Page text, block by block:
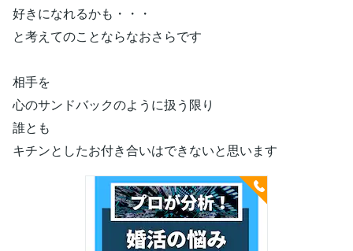
好きになれるかも・・・
と考えてのことならなおさらです
相手を
心のサンドバックのように扱う限り
誰とも
キチンとしたお付き合いはできないと思います